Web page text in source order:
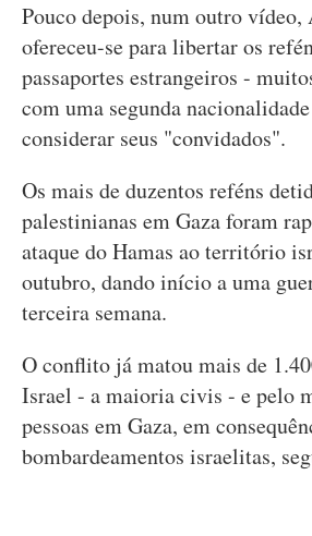
Pouco depois, num outro vídeo,
ofereceu-se para libertar os
passaportes estrangeiros -
com uma segunda
considerar seus "convidados".
Os mais de duzentos reféns
palestinianas em Gaza foram
ataque do Hamas ao território
outubro, dando início a uma
terceira semana.
O conflito já matou mais de
Israel - a maioria civis - e pelo
pessoas em Gaza, em
bombardeamentos israelitas,